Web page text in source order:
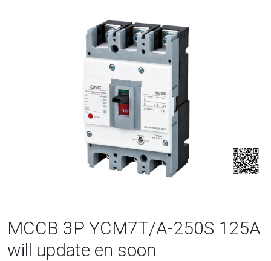
MCCB 3P YCM7T/A-250S 125A
will update en soon